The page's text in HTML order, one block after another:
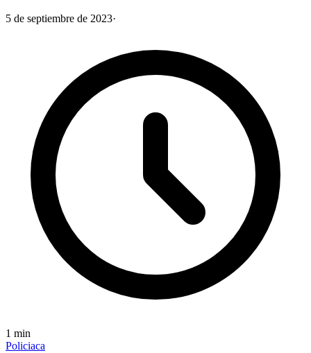
5 de septiembre de 2023·
1 min
Policiaca